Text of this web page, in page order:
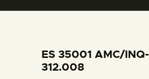
COLECCIONES
ES 35001 AMC/INQ-
312.008